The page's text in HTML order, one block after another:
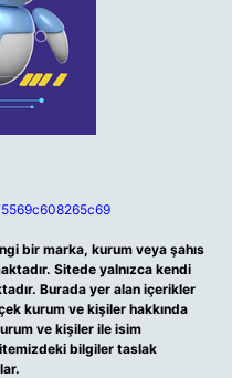
bir marka, kurum veya şahıs
Sitede yalnızca kendi
Burada yer alan içerikler
kurum ve kişiler hakkında
ve kişiler ile isim
bilgiler taslak